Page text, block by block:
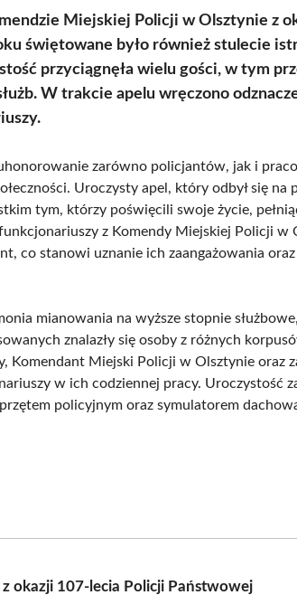
Miejskiej Policji w Olsztynie z
świętowane było również stulecie
przyciągnęła wielu gości, w tym
W trakcie apelu wręczono
zarówno policjantów, jak i
Uroczysty apel, który odbył się na
tym, którzy poświęcili swoje życie,
z Komendy Miejskiej Policji w
co stanowi uznanie ich zaangażowania
mianowania na wyższe stopnie
znalazły się osoby z różnych
Komendant Miejski Policji w Olsztynie oraz
w ich codziennej pracy. Uroczystość
policyjnym oraz symulatorem
okazji 107-lecia Policji Państwowej